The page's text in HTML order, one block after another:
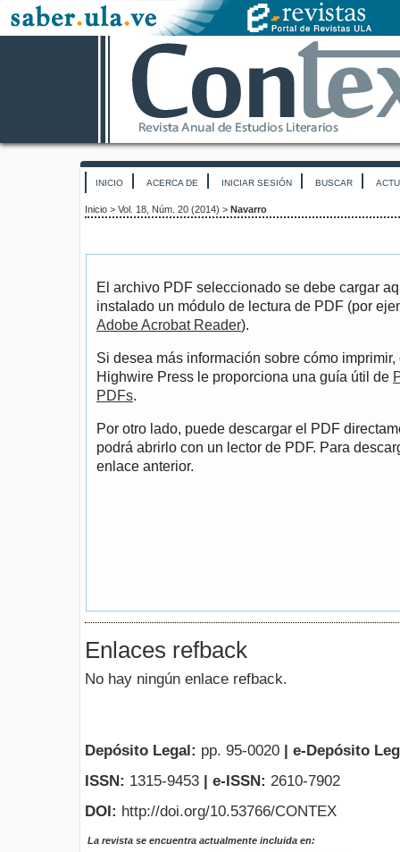
INICIO ACERCA DE INICIAR SESIÓN BUSCAR
Inicio > Vol. 18, Núm. 20 (2014) > Navarro
El archivo PDF seleccionado se debe cargar
instalado un módulo de lectura de PDF (por
Adobe Acrobat Reader).
Si desea más información sobre cómo
Highwire Press le proporciona una guía útil de
PDFs.
Por otro lado, puede descargar el PDF
podrá abrirlo con un lector de PDF. Para
enlace anterior.
Enlaces refback
No hay ningún enlace refback.
Depósito Legal: pp. 95-0020 | e-Depósito
ISSN: 1315-9453 | e-ISSN: 2610-7902
DOI: http://doi.org/10.53766/CONTEX
La revista se encuentra actualmente incluida en: